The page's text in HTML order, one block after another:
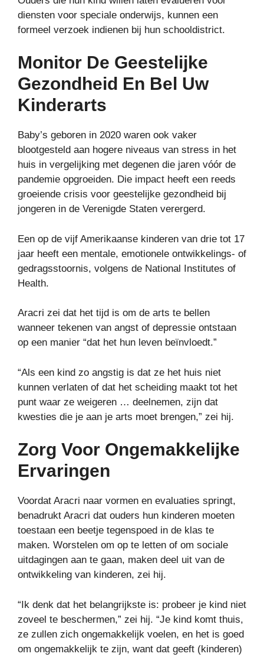
diensten voor speciale onderwijs, kunnen een
formeel verzoek indienen bij hun schooldistrict.
Monitor De Geestelijke
Gezondheid En Bel Uw
Kinderarts
Baby’s geboren in 2020 waren ook vaker
blootgesteld aan hogere niveaus van stress in het
huis in vergelijking met degenen die jaren vóór de
pandemie opgroeiden. Die impact heeft een reeds
groeiende crisis voor geestelijke gezondheid bij
jongeren in de Verenigde Staten verergerd.
Een op de vijf Amerikaanse kinderen van drie tot 17
jaar heeft een mentale, emotionele ontwikkelings- of
gedragsstoornis, volgens de National Institutes of
Health.
Aracri zei dat het tijd is om de arts te bellen
wanneer tekenen van angst of depressie ontstaan ​​
op een manier “dat het hun leven beïnvloedt.”
“Als een kind zo angstig is dat ze het huis niet
kunnen verlaten of dat het scheiding maakt tot het
punt waar ze weigeren … deelnemen, zijn dat
kwesties die je aan je arts moet brengen,” zei hij.
Zorg Voor Ongemakkelijke
Ervaringen
Voordat Aracri naar vormen en evaluaties springt,
benadrukt Aracri dat ouders hun kinderen moeten
toestaan ​​een beetje tegenspoed in de klas te
maken. Worstelen om op te letten of om sociale
uitdagingen aan te gaan, maken deel uit van de
ontwikkeling van kinderen, zei hij.
“Ik denk dat het belangrijkste is: probeer je kind niet
zoveel te beschermen,” zei hij. “Je kind komt thuis,
ze zullen zich ongemakkelijk voelen, en het is goed
om ongemakkelijk te zijn, want dat geeft (kinderen)